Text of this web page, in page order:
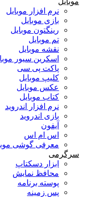
نرم افزار موبایل
بازی موبایل
رینگتون موبایل
تم موبایل
نقشه موبایل
اسکرین سیور
پاکت پی سی
کلیپ موبایل
عکس موبایل
کتاب موبایل
نرم افزار اندروید
بازی اندروید
آیفون
اس ام اس
معرفی گوشی
سرگرمی
ابزار دسکتاپ
محافظ نمایش
پوسته برنامه
پس زمینه